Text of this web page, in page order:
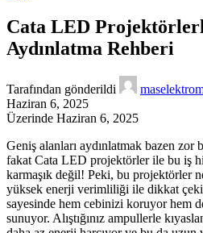
Cata LED
Aydınlatma Rehberi
Tarafından gönderildi
Haziran 6, 2025
Üzerinde Haziran 6, 2025
Geniş alanları aydınlatmak bazen
fakat Cata LED projektörler ile bu iş
karmaşık değil! Peki, bu projektörler
yüksek enerji verimliliği ile dikkat
sayesinde hem cebinizi koruyor hem
sunuyor. Alıştığınız ampullerle